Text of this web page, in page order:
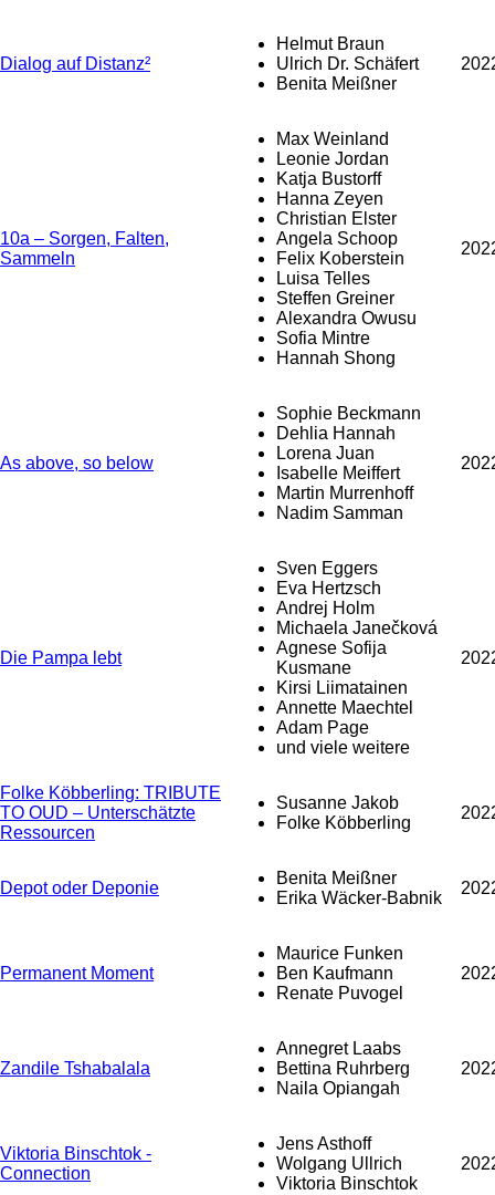
Dialog auf Distanz²
Helmut Braun
Ulrich Dr. Schäfert
Benita Meißner
10a – Sorgen, Falten,
Sammeln
Max Weinland
Leonie Jordan
Katja Bustorff
Hanna Zeyen
Christian Elster
Angela Schoop
Felix Koberstein
Luisa Telles
Steffen Greiner
Alexandra Owusu
Sofia Mintre
Hannah Shong
As above, so below
Sophie Beckmann
Dehlia Hannah
Lorena Juan
Isabelle Meiffert
Martin Murrenhoff
Nadim Samman
Die Pampa lebt
Sven Eggers
Eva Hertzsch
Andrej Holm
Michaela Janečková
Agnese Sofija
Kusmane
Kirsi Liimatainen
Annette Maechtel
Adam Page
und viele weitere
Folke Köbberling: TRIBUTE
TO OUD – Unterschätzte
Ressourcen
Susanne Jakob
Folke Köbberling
Depot oder Deponie
Benita Meißner
Erika Wäcker-Babnik
Permanent Moment
Maurice Funken
Ben Kaufmann
Renate Puvogel
Zandile Tshabalala
Annegret Laabs
Bettina Ruhrberg
Naila Opiangah
Viktoria Binschtok -
Connection
Jens Asthoff
Wolgang Ullrich
Viktoria Binschtok